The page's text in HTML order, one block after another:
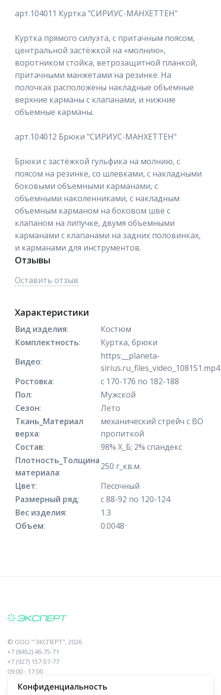
арт.104011 Куртка "СИРИУС-МАНХЕТТЕН"
Куртка прямого силуэта, с притачным поясом,
центральной застёжкой на «молнию»,
воротником стойка, ветрозащитной планкой,
притачными манжетами на резинке. На
полочках расположены накладные объемные
верхние карманы с клапанами, и нижние
объемные карманы.
арт.104012 Брюки "СИРИУС-МАНХЕТТЕН"
Брюки с застёжкой гульфика на молнию, с
поясом на резинке, со шлевками, с накладными
боковыми объемными карманами, с
объемными наколенниками, с накладным
объемным карманом на боковом шве с
клапаном на липучке, двумя объемными
карманами с клапанами на задних половинках,
и карманами для инструментов.
Отзывы
Оставить отзыв
Характеристики
Вид изделия:
Костюм
Комплектность:
Куртка, брюки
Видео:
https:__planeta-
sirius.ru_files_video_108151.mp4
Ростовка:
с 170-176 по 182-188
Пол:
Мужской
Сезон:
Лето
Ткань_Материал
верха:
механический стрейч с ВО
пропиткой
Состав:
98% Х_Б; 2% спандекс
Плотность_Толщина
материала:
250 г_кв.м.
Цвет:
Песочный
Размерный ряд:
с 88-92 по 120-124
Вес изделия:
1.3
Объем: 0.0048
© ООО "'ЭКСПЕРТ", 2026
+7 (8452) 46-75-71
+7 (927) 157-57-77
09:00 - 17:00
410017, Саратов, Пугачева, 10 к1, оф.23
Конфиденциальность